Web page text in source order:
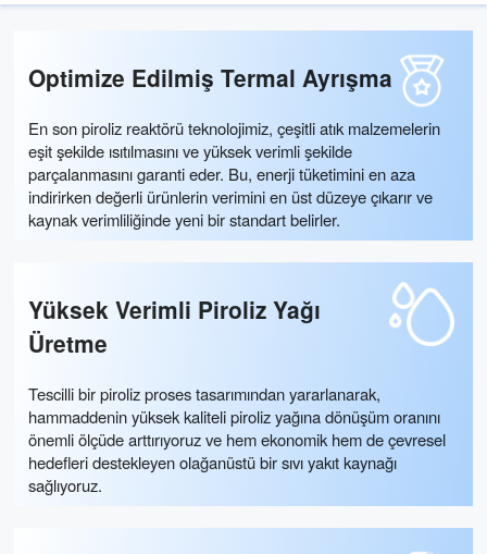
Optimize Edilmiş Termal Ayrışma
En son piroliz reaktörü teknolojimiz, çeşitli atık malzemelerin
eşit şekilde ısıtılmasını ve yüksek verimli şekilde
parçalanmasını garanti eder. Bu, enerji tüketimini en aza
indirirken değerli ürünlerin verimini en üst düzeye çıkarır ve
kaynak verimliliğinde yeni bir standart belirler.
Yüksek Verimli Piroliz Yağı
Üretme
Tescilli bir piroliz proses tasarımından yararlanarak,
hammaddenin yüksek kaliteli piroliz yağına dönüşüm oranını
önemli ölçüde arttırıyoruz ve hem ekonomik hem de çevresel
hedefleri destekleyen olağanüstü bir sıvı yakıt kaynağı
sağlıyoruz.